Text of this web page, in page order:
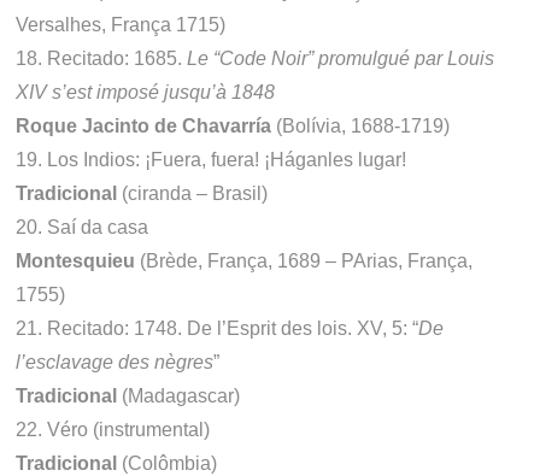
Versalhes, França 1715)
18. Recitado: 1685.Le “Code Noir” promulgué par Louis
XIV s’est imposé jusqu’à 1848
Roque Jacinto de Chavarría (Bolívia, 1688-1719)
19. Los Indios: ¡Fuera, fuera! ¡Háganles lugar!
Tradicional (ciranda – Brasil)
20. Saí da casa
Montesquieu (Brède, França, 1689 – PArias, França,
1755)
21. Recitado: 1748. De l’Esprit des lois. XV, 5: “De
l’esclavage des nègres”
Tradicional (Madagascar)
22. Véro (instrumental)
Tradicional (Colômbia)